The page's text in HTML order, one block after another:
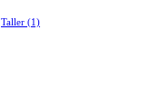
Taller (1)